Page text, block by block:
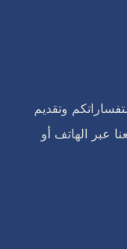
وتقديم
عبر الهاتف أو